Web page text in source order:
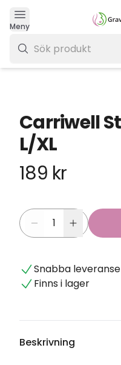
Meny
Carriwell
L/XL
189 kr
Snabba
Finns i lager
Beskrivning